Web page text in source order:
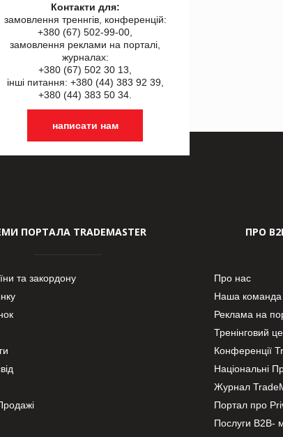
Контакти для:
замовлення треннгів, конференцій:
+380 (67) 502-99-00,
замовлення реклами на порталі,
журналах:
+380 (67) 502 30 13,
інші питання: +380 (44) 383 92 39,
+380 (44) 383 50 34.
написати нам
ПОРТАЛА TRADEMASTER
та закордону
ПРО
Про нас
Наша команда
Реклама на
Тренінговий
Конференції
Національні
Журнал
Портал про
Послуги В2В-